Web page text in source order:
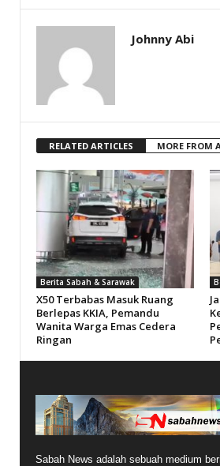
Johnny Abi
RELATED ARTICLES MORE FROM
Berita Sabah & Sarawak
X50 Terbabas Masuk Ruang
Berlepas KKIA, Pemandu
Wanita Warga Emas Cedera
Ringan
Sabah News adalah sebuah medium